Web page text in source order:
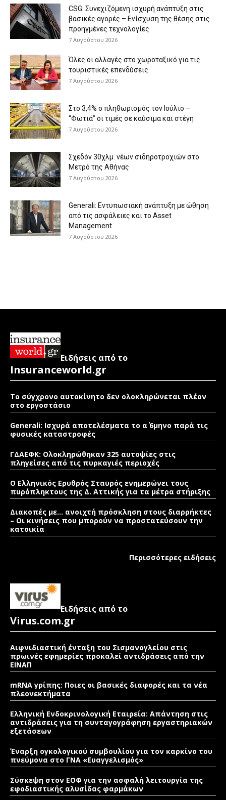
CSG: Συνεχιζόμενη ισχυρή ανάπτυξη στις
βασικές αγορές – Ενίσχυση της θέσης στις
προηγμένες τεχνολογίες
7 Αυγούστου 2026
Όλες οι αλλαγές στο χωροταξικό για τις
τουριστικές επενδύσεις
7 Αυγούστου 2026
Στο 3,4% ο πληθωρισμός τον Ιούλιο –
“Φωτιά” οι τιμές σε καύσιμα και στέγη
7 Αυγούστου 2026
Σχεδόν 30χλμ. νέων σιδηροτροχιών στο
Μετρό της Αθήνας
7 Αυγούστου 2026
Generali: Eντυπωσιακή ανάπτυξη με ώθηση
από τις ασφάλειες και το Asset
Management
7 Αυγούστου 2026
Ειδήσεις από το
Insuranceworld.gr
Το σύγχρονο αυτοκίνητο δεν ολοκληρώνεται πλέον
στο εργοστάσιο
Generali: Ισχυρά αποτελέσματα το α΄ 6μηνο παρά τις
φυσικές καταστροφές
ΓΔΑΕΦΚ: Ολοκληρώθηκαν 325 αυτοψίες στις
πληγείσες από τις πυρκαγιές περιοχές
Ο Ελληνικός Ερυθρός Σταυρός ενημερώνει τους
πυρόπληκτους της Δ. Αττικής για τα μέτρα στήριξης
Διακοπές με… ανοιχτή πρόσκληση στους διαρρήκτες
– Οι κινήσεις που μπορούν να προστατεύσουν την
κατοικία
Περισσότερες ειδήσεις
Ειδήσεις από το
Virus.com.gr
Αιφνιδιαστική ένταξη του Σισμανογλείου στις
πρωινές εφημερίες προκαλεί αντιδράσεις από την
ΕΙΝΑΠ
mRNA γρίπης: Ποιες οι βασικές διαφορές και τα νέα
πλεονεκτήματα
Ελληνική Ενδοκρινολογική Εταιρεία: Απάντηση στις
αντιδράσεις για τη συνταγογράφηση εργαστηριακών
εξετάσεων
Έναρξη ογκολογικού συμβουλίου για τον καρκίνο του
πνεύμονα στο ΓΝΑ «Ευαγγελισμός»
Σύσκεψη στον ΕΟΦ για την ασφαλή λειτουργία της
εφοδιαστικής αλυσίδας φαρμάκων